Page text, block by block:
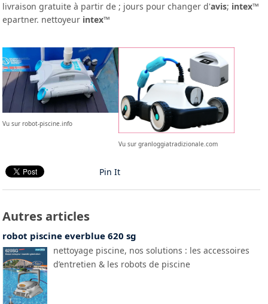
livraison gratuite à partir de ; jours pour changer d'avis; intex™
epartner. nettoyeur intex™
Vu sur robot-piscine.info
Vu sur granloggiatradizionale.com
Pin It
Autres articles
robot piscine everblue 620 sg
nettoyage piscine, nos solutions : les accessoires
d’entretien & les robots de piscine